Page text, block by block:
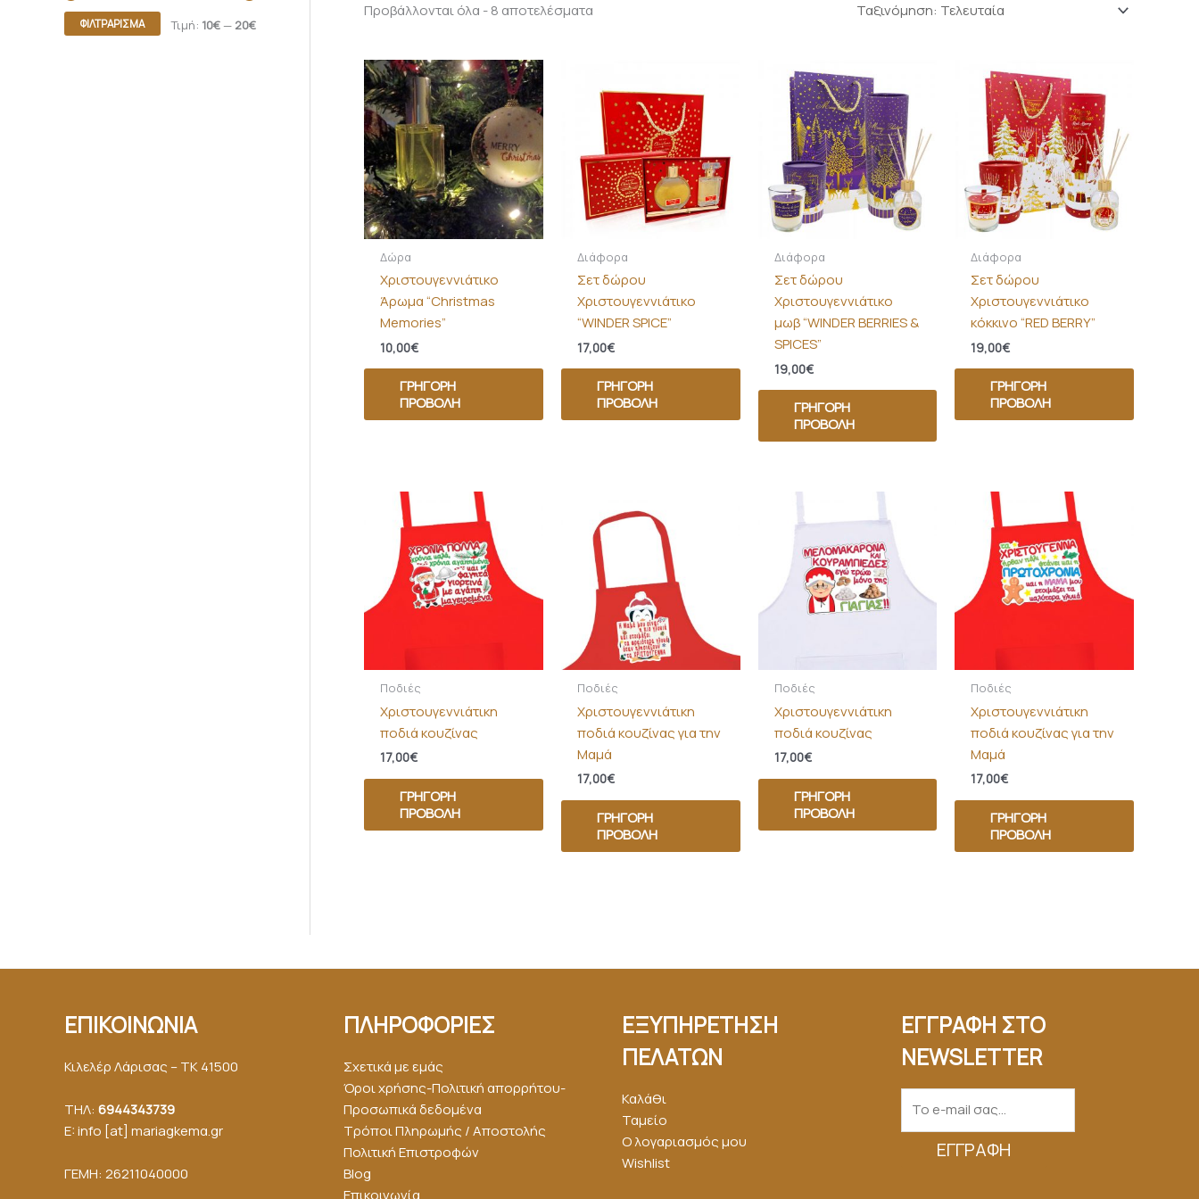
ΦΙΛΤΡΆΡΙΣΜΑ Τιμή: 10€— 20€
Προβάλλονται όλα - 8 αποτελέσματα
Δώρα
Χριστουγεννιάτικο
Άρωμα “Christmas
Memories”
10,00€
ΓΡΉΓΟΡΗ
ΠΡΟΒΟΛΉ
Διάφορα
Σετ δώρου
Χριστουγεννιάτικο
“WINDER SPICE”
17,00€
ΓΡΉΓΟΡΗ
ΠΡΟΒΟΛΉ
Διάφορα
Σετ δώρου
Χριστουγεννιάτικο
μωβ “WINDER BERRIES &
SPICES”
19,00€
ΓΡΉΓΟΡΗ
ΠΡΟΒΟΛΉ
Διάφορα
Σετ δώρου
Χριστουγεννιάτικο
κόκκινο “RED BERRY”
19,00€
ΓΡΉΓΟΡΗ
ΠΡΟΒΟΛΉ
Ποδιές
Χριστουγεννιάτικη
ποδιά κουζίνας
17,00€
ΓΡΉΓΟΡΗ
ΠΡΟΒΟΛΉ
Ποδιές
Χριστουγεννιάτικη
ποδιά κουζίνας για την
Μαμά
17,00€
ΓΡΉΓΟΡΗ
ΠΡΟΒΟΛΉ
Ποδιές
Χριστουγεννιάτικη
ποδιά κουζίνας
17,00€
ΓΡΉΓΟΡΗ
ΠΡΟΒΟΛΉ
Ποδιές
Χριστουγεννιάτικη
ποδιά κουζίνας για την
Μαμά
17,00€
ΓΡΉΓΟΡΗ
ΠΡΟΒΟΛΉ
ΕΠΙΚΟΙΝΩΝΙΑ
Κιλελέρ Λάρισας – ΤΚ 41500
ΤΗΛ: 6944343739
E: info [at] mariagkemα.gr
ΓΕΜΗ: 26211040000
ΠΛΗΡΟΦΟΡΙΕΣ
Σχετικά με εμάς
Όροι χρήσης-Πολιτική απορρήτου-
Προσωπικά δεδομένα
Τρόποι Πληρωμής / Αποστολής
Πολιτική Επιστροφών
Blog
Επικοινωνία
ΕΞΥΠΗΡΕΤΗΣΗ
ΠΕΛΑΤΩΝ
Καλάθι
Ταμείο
Ο λογαριασμός μου
Wishlist
ΕΓΓΡΑΦΗ ΣΤΟ
NEWSLETTER
ΕΓΓΡΑΦΉ